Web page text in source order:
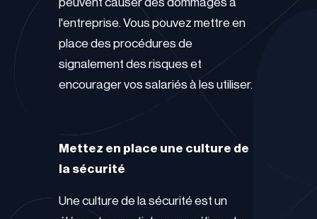
peuvent causer des dommages à
l'entreprise. Vous pouvez mettre en
place des procédures de
signalement des risques et
encourager vos salariés à les utiliser.
Mettez en place une culture de
la sécurité
Une culture de la sécurité est un